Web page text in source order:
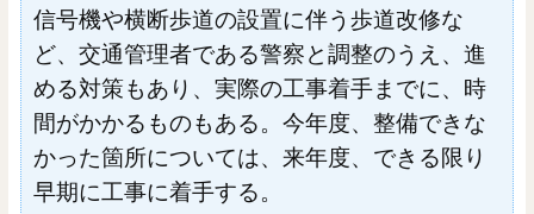
信号機や横断歩道の設置に伴う歩道改修な
ど、交通管理者である警察と調整のうえ、進
める対策もあり、実際の工事着手までに、時
間がかかるものもある。今年度、整備できな
かった箇所については、来年度、できる限り
早期に工事に着手する。